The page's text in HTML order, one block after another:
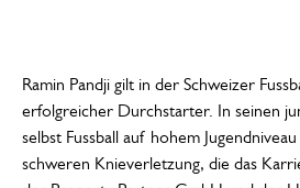
Ramin Pandji gilt in der Schweizer
erfolgreicher Durchstarter. In seinen
selbst Fussball auf hohem
schweren Knieverletzung, die das